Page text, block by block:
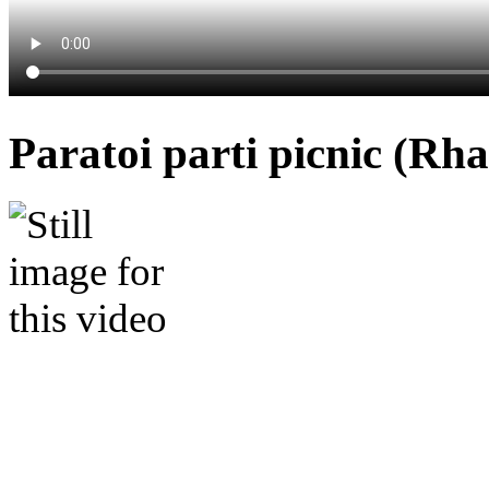
Paratoi parti picnic